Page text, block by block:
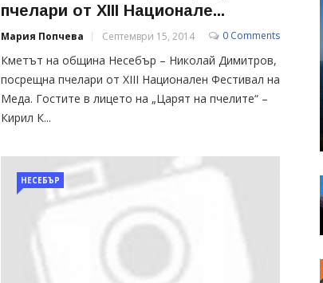
пчелари от XIII Национале...
Мария Попчева Септември 15, 2014 0 Comments
Кметът на община Несебър – Николай Димитров,
посрещна пчелари от XIII Национален Фестивал на
Меда. Гостите в лицето на „Царят на пчелите“ –
Кирил К...
НЕСЕБЪР